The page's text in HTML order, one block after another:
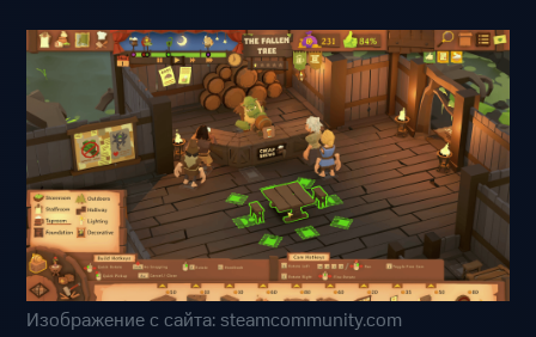
Изображение с сайта: steamcommunity.com